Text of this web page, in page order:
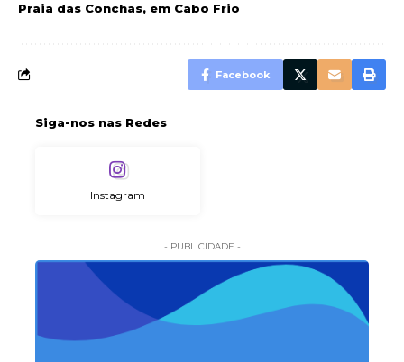
Praia das Conchas, em Cabo Frio
Facebook
Siga-nos nas Redes
Instagram
- PUBLICIDADE -